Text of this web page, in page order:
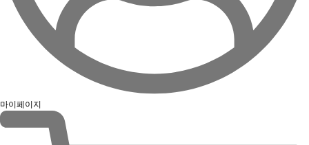
마이페이지